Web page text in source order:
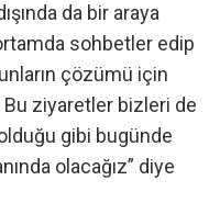
da bir araya
sohbetler edip
çözümü için
Bu ziyaretler bizleri de
gibi bugünde
olacağız” diye